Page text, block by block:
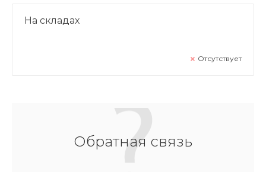
На складах
Отсутствует
Обратная связь